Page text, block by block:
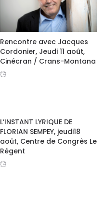
Rencontre avec Jacques
Cordonier, Jeudi 11 août,
Cinécran / Crans-Montana
twitter
L’INSTANT LYRIQUE DE
FLORIAN SEMPEY, jeudi18
août, Centre de Congrès Le
Régent